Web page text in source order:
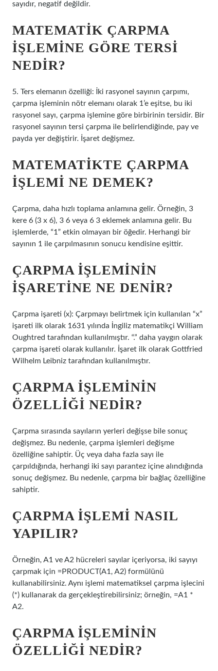
sayıdır, negatif değildir.
MATEMATIK ÇARPMA
IŞLEMINE GÖRE TERSI
NEDIR?
5. Ters elemanın özelliği: İki rasyonel sayının çarpımı,
çarpma işleminin nötr elemanı olarak 1’e eşitse, bu iki
rasyonel sayı, çarpma işlemine göre birbirinin tersidir. Bir
rasyonel sayının tersi çarpma ile belirlendiğinde, pay ve
payda yer değiştirir. İşaret değişmez.
MATEMATIKTE ÇARPMA
IŞLEMI NE DEMEK?
Çarpma, daha hızlı toplama anlamına gelir. Örneğin, 3
kere 6 (3 x 6), 3 6 veya 6 3 eklemek anlamına gelir. Bu
işlemlerde, “1” etkin olmayan bir öğedir. Herhangi bir
sayının 1 ile çarpılmasının sonucu kendisine eşittir.
ÇARPMA IŞLEMININ
IŞARETINE NE DENIR?
Çarpma işareti (x): Çarpmayı belirtmek için kullanılan “x”
işareti ilk olarak 1631 yılında İngiliz matematikçi William
Oughtred tarafından kullanılmıştır. “.” daha yaygın olarak
çarpma işareti olarak kullanılır. İşaret ilk olarak Gottfried
Wilhelm Leibniz tarafından kullanılmıştır.
ÇARPMA IŞLEMININ
ÖZELLIĞI NEDIR?
Çarpma sırasında sayıların yerleri değişse bile sonuç
değişmez. Bu nedenle, çarpma işlemleri değişme
özelliğine sahiptir. Üç veya daha fazla sayı ile
çarpıldığında, herhangi iki sayı parantez içine alındığında
sonuç değişmez. Bu nedenle, çarpma bir bağlaç özelliğine
sahiptir.
ÇARPMA IŞLEMI NASIL
YAPILIR?
Örneğin, A1 ve A2 hücreleri sayılar içeriyorsa, iki sayıyı
çarpmak için =PRODUCT(A1, A2) formülünü
kullanabilirsiniz. Aynı işlemi matematiksel çarpma işlecini
(*) kullanarak da gerçekleştirebilirsiniz; örneğin, =A1 *
A2.
ÇARPMA IŞLEMININ
ÖZELLIĞI NEDIR?